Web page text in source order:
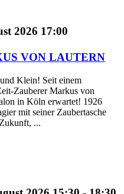
2026 17:00
VON LAUTERN
Klein! Seit einem
Zauberer Markus von
in Köln erwartet! 1926
mit seiner Zaubertasche
...